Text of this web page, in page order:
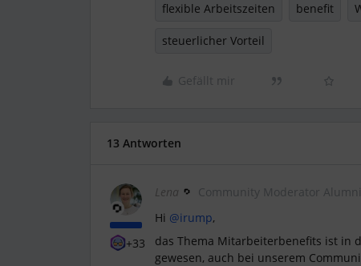
flexible Arbeitszeiten benefit
steuerlicher Vorteil
Gefällt mir
13 Antworten
+33
Lena Community Moderator Alumni
Hi @irump,
das Thema Mitarbeiterbenefits ist in
gewesen, auch bei unserem